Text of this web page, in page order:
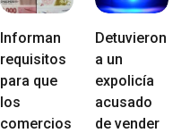
Informan
requisitos
para que
los
comercios
Detuvieron
a un
expolicía
acusado
de vender